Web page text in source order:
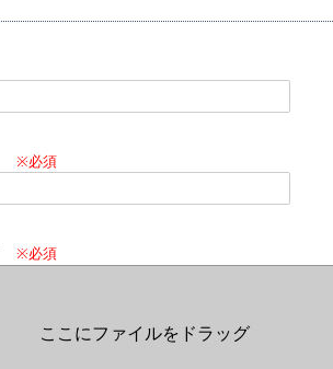
※必須
※必須
ここにファイルをドラッグ